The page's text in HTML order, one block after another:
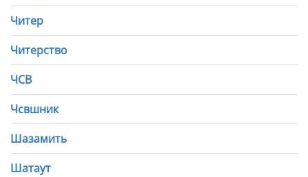
Читер
Читерство
ЧСВ
Чсвшник
Шазамить
Шатаут